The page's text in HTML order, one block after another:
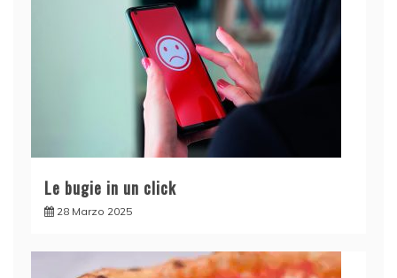
Le bugie in un click
28 Marzo 2025